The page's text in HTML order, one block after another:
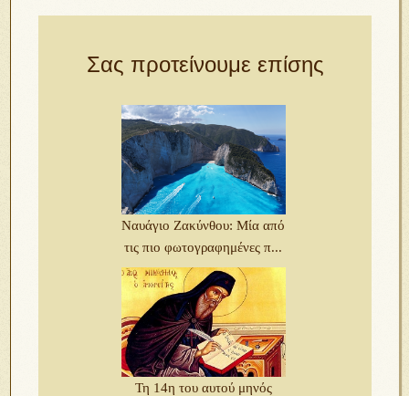
Σας προτείνουμε επίσης
Ναυάγιο Ζακύνθου: Μία από
τις πιο φωτογραφημένες π...
Τη 14η του αυτού μηνός